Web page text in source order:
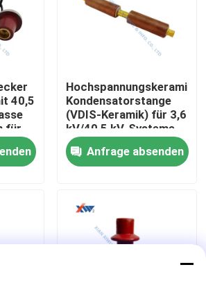
in Verbindung
Kondensatoren
40,5
für
Kondensatorstange
(VDIS-Keramik) für 3,6
kV/40,5 kV-Systeme
mit ultra-niedriger
Teilentladung und
hoher
Anfrage absenden